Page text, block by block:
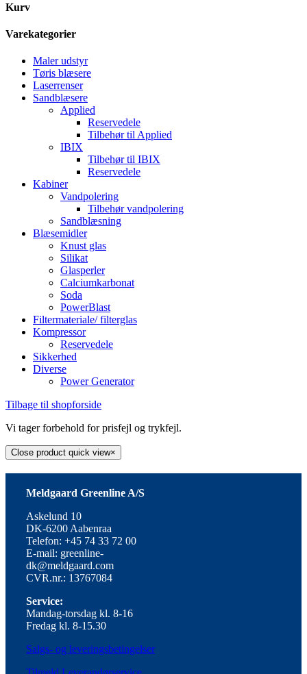
Kurv
Varekategorier
Maler udstyr
Tøris blæsere
Laserrenser
Sandblæsere
Applied
Reservedele
Tilbehør til Applied
IBIX
Tilbehør til IBIX
Reservedele
Kabiner
Vandpolering
Tilbehør vandpolering
Sandblæsning
Blæsemidler
Knust glas
Silikat
Glasperler
Calciumkarbonat
Soda
PowerBlast
Filtermateriale/ filterglas
Kompressor
Reservedele
Sikkerhed
Diverse
Power Generator
Tilbage til shopforside
Vi tager forbehold for prisfejl og trykfejl.
Close product quick view×
Meldgaard Greenline A/S
Askelund 10
DK-6200 Aabenraa
Telefon: +45 74 33 72 00
E-mail: greenline-
dk@meldgaard.com
CVR.nr.: 13767084
Service:
Mandag-torsdag kl. 8-16
Fredag kl. 8-15.30
Salgs- og leveringsbetingelser